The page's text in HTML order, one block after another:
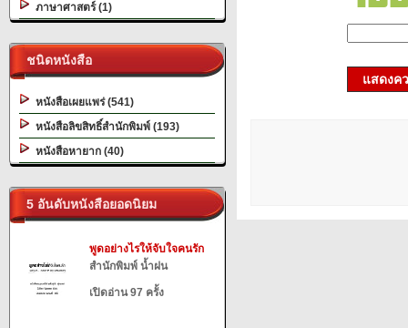
ภาษาศาสตร์ (1)
ชนิดหนังสือ
หนังสือเผยแพร่ (541)
หนังสือลิขสิทธิ์สำนักพิมพ์ (193)
หนังสือหายาก (40)
5 อันดับหนังสือยอดนิยม
พูดอย่างไรให้จับใจคนรัก
สำนักพิมพ์ น้ำฝน
เปิดอ่าน 97 ครั้ง
แสดงค